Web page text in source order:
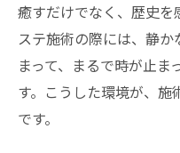
高品質な商材
浅草橋のエス
エステが提供
癒すだけでなく、歴史を
ステ施術の際には、静
まって、まるで時が止ま
す。こうした環境が、
です。